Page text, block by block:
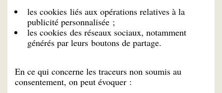
les cookies liés aux opérations relatives à la
publicité personnalisée ;
les cookies des réseaux sociaux, notamment
générés par leurs boutons de partage.
En ce qui concerne les traceurs non soumis au
consentement, on peut évoquer :